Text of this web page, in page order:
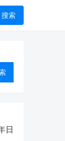
搜索
日